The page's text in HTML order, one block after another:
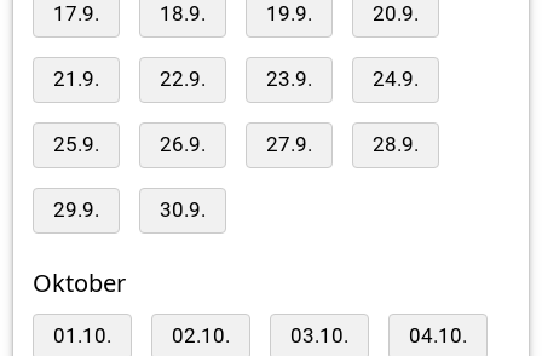
17.9. 18.9. 19.9. 20.9.
21.9. 22.9. 23.9. 24.9.
25.9. 26.9. 27.9. 28.9.
29.9. 30.9.
Oktober
01.10. 02.10. 03.10. 04.10.